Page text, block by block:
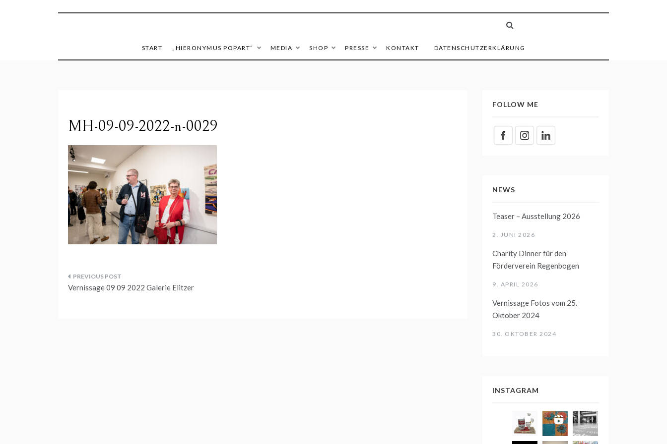
START „HIERONYMUS POPART“ MEDIA SHOP PRESSE KONTAKT DATENSCHUTZERKLÄRUNG
MH-09-09-2022-n-0029
Beitragsnavigation
Vernissage 09 09 2022 Galerie Elitzer
FOLLOW ME
NEWS
Teaser – Ausstellung 2026
2. JUNI 2026
Charity Dinner für den
Förderverein Regenbogen
9. APRIL 2026
Vernissage Fotos vom 25.
Oktober 2024
30. OKTOBER 2024
INSTAGRAM